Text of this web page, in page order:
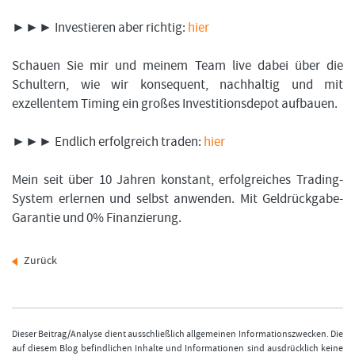
►►► Investieren aber richtig: hier
Schauen Sie mir und meinem Team live dabei über die
Schultern, wie wir konsequent, nachhaltig und mit
exzellentem Timing ein großes Investitionsdepot aufbauen.
►►► Endlich erfolgreich traden: hier
Mein seit über 10 Jahren konstant, erfolgreiches Trading-
System erlernen und selbst anwenden. Mit Geldrückgabe-
Garantie und 0% Finanzierung.
Zurück
Dieser Beitrag/Analyse dient ausschließlich allgemeinen Informationszwecken. Die
auf diesem Blog befindlichen Inhalte und Informationen sind ausdrücklich keine